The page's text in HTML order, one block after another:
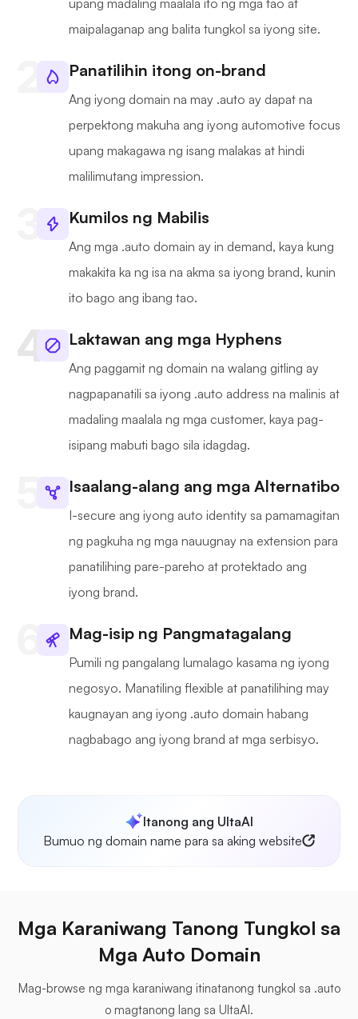
upang madaling maalala ito ng mga tao at
maipalaganap ang balita tungkol sa iyong site.
Panatilihin itong on-brand
Ang iyong domain na may .auto ay dapat na
perpektong makuha ang iyong automotive focus
upang makagawa ng isang malakas at hindi
malilimutang impression.
Kumilos ng Mabilis
Ang mga .auto domain ay in demand, kaya kung
makakita ka ng isa na akma sa iyong brand, kunin
ito bago ang ibang tao.
Laktawan ang mga Hyphens
Ang paggamit ng domain na walang gitling ay
nagpapanatili sa iyong .auto address na malinis at
madaling maalala ng mga customer, kaya pag-
isipang mabuti bago sila idagdag.
Isaalang-alang ang mga Alternatibo
I-secure ang iyong auto identity sa pamamagitan
ng pagkuha ng mga nauugnay na extension para
panatilihing pare-pareho at protektado ang
iyong brand.
Mag-isip ng Pangmatagalang
Pumili ng pangalang lumalago kasama ng iyong
negosyo. Manatiling flexible at panatilihing may
kaugnayan ang iyong .auto domain habang
nagbabago ang iyong brand at mga serbisyo.
Itanong ang UltaAI
Bumuo ng domain name para sa aking website
Mga Karaniwang Tanong Tungkol sa
Mga Auto Domain
Mag-browse ng mga karaniwang itinatanong tungkol sa .auto
o magtanong lang sa UltaAI.